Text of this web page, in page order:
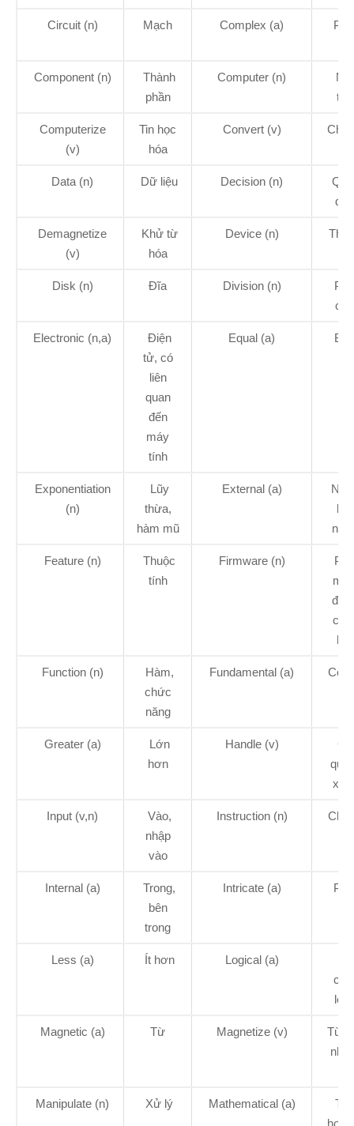
Circuit (n) Mạch Complex (a)
Component (n)
Thành
phần
Computer (n)
Computerize
(v)
Tin học
hóa
Convert (v)
Data (n) Dữ liệu Decision (n)
Demagnetize
(v)
Khử từ
hóa
Device (n)
Disk (n) Đĩa Division (n)
Electronic (n,a)
Điện
tử, có
liên
quan
đến
máy
tính
Equal (a)
Exponentiation
(n)
Lũy
thừa,
hàm mũ
External (a)
Feature (n)
Thuộc
tính
Firmware (n)
Function (n)
Hàm,
chức
năng
Fundamental (a) Cơ
Greater (a)
Lớn
hơn
Handle (v)
xử
Input (v,n)
Vào,
nhập
vào
Instruction (n) Chỉ
Internal (a)
Trong,
bên
trong
Intricate (a)
Less (a) Ít hơn Logical (a)
Magnetic (a) Từ Magnetize (v)
Từ
Manipulate (n) Xử lý Mathematical (a)
học,